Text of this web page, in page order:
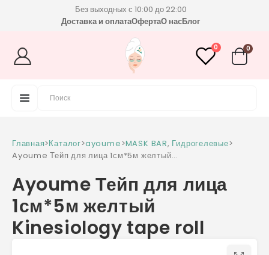
Без выходных с 10:00 до 22:00
Доставка и оплатаОфертаО насБлог
0 0
Главная>Каталог>ayoume>MASK BAR, Гидрогелевые>
Ayoume Тейп для лица 1см*5м желтый
Ayoume Тейп для лица
1см*5м желтый
Kinesiology tape roll